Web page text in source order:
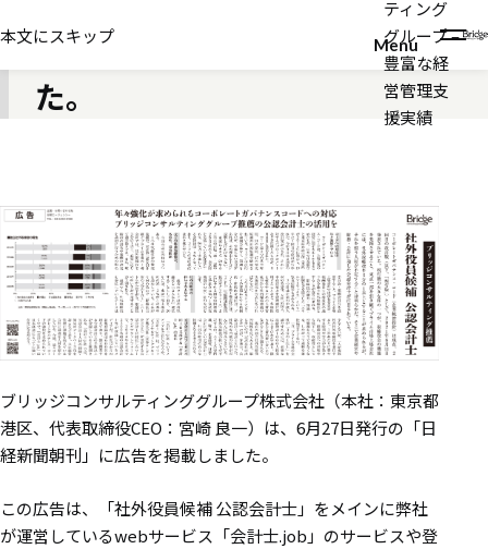
本文にスキップ
ティング
グループ –
豊富な経
営管理支
援実績
Menu
日経新聞に広告を掲載しまし
た。
ブリッジコンサルティンググループ株式会社（本社：東京都
港区、代表取締役CEO：宮崎 良一）は、6月27日発行の「日
経新聞朝刊」に広告を掲載しました。
この広告は、「社外役員候補 公認会計士」をメインに弊社
が運営しているwebサービス「会計士.job」のサービスや登